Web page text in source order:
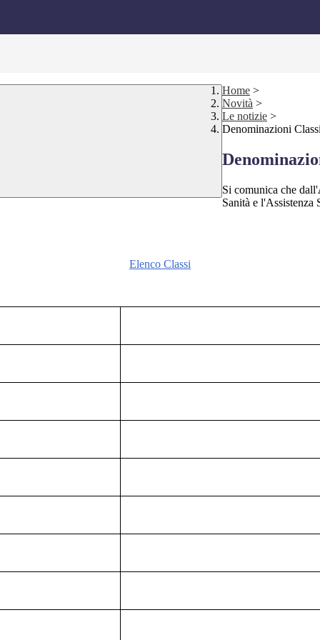
Home >
Novità >
Le notizie >
Denominazioni
Si comunica che dall'
Sanità e l'Assistenza
Elenco Classi